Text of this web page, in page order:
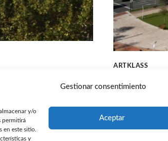
Gestionar consentimiento
y/o
permitirá
en este sitio.
y
Aceptar
ARTKLASS